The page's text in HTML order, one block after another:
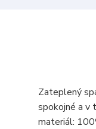
Zateplený
spokojné a v
materiál: